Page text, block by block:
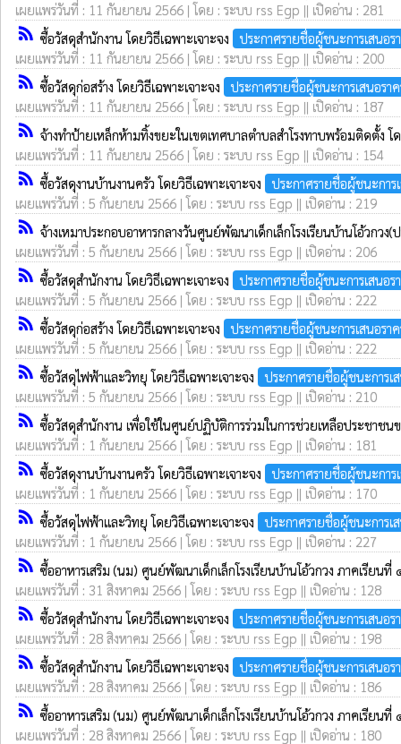
เผยแพร่วันที่ : 11 กันยายน 2566 | โดย : ระบบ rss Egp || เปิดอ่าน : 281
rss_feed ซื้อวัสดุสำนักงาน โดยวิธีเฉพาะเจาะจง
ประกาศรายชื่อผู้ชนะการเสนอร
เผยแพร่วันที่ : 11 กันยายน 2566 | โดย : ระบบ rss Egp || เปิดอ่าน : 200
rss_feed ซื้อวัสดุก่อสร้าง โดยวิธีเฉพาะเจาะจง
ประกาศรายชื่อผู้ชนะการเสนอรา
เผยแพร่วันที่ : 11 กันยายน 2566 | โดย : ระบบ rss Egp || เปิดอ่าน : 187
rss_feed จ้างทำป้ายเหล็กห้ามทิ้งขยะในเขตเทศบาลตำบลสำโรงทาบพร้อมติดตั้ง โ
เผยแพร่วันที่ : 11 กันยายน 2566 | โดย : ระบบ rss Egp || เปิดอ่าน : 154
rss_feed ซื้อวัสดุงานบ้านงานครัว โดยวิธีเฉพาะเจาะจง
ประกาศรายชื่อผู้ชนะการ
เผยแพร่วันที่ : 5 กันยายน 2566 | โดย : ระบบ rss Egp || เปิดอ่าน : 219
rss_feed จ้างเหมาประกอบอาหารกลางวันศูนย์พัฒนาเด็กเล็กโรงเรียนบ้านโอ้วกว
เผยแพร่วันที่ : 5 กันยายน 2566 | โดย : ระบบ rss Egp || เปิดอ่าน : 206
rss_feed ซื้อวัสดุสำนักงาน โดยวิธีเฉพาะเจาะจง
ประกาศรายชื่อผู้ชนะการเสนอร
เผยแพร่วันที่ : 5 กันยายน 2566 | โดย : ระบบ rss Egp || เปิดอ่าน : 222
rss_feed ซื้อวัสดุก่อสร้าง โดยวิธีเฉพาะเจาะจง
ประกาศรายชื่อผู้ชนะการเสนอรา
เผยแพร่วันที่ : 5 กันยายน 2566 | โดย : ระบบ rss Egp || เปิดอ่าน : 222
rss_feed ซื้อวัสดุไฟฟ้าและวิทยุ โดยวิธีเฉพาะเจาะจง
ประกาศรายชื่อผู้ชนะการเ
เผยแพร่วันที่ : 5 กันยายน 2566 | โดย : ระบบ rss Egp || เปิดอ่าน : 210
rss_feed ซื้อวัสดุสำนักงาน เพื่อใช้ในศูนย์ปฏิบัติการร่วมในการช่วยเหลือประชาชน
เผยแพร่วันที่ : 1 กันยายน 2566 | โดย : ระบบ rss Egp || เปิดอ่าน : 181
rss_feed ซื้อวัสดุงานบ้านงานครัว โดยวิธีเฉพาะเจาะจง
ประกาศรายชื่อผู้ชนะการ
เผยแพร่วันที่ : 1 กันยายน 2566 | โดย : ระบบ rss Egp || เปิดอ่าน : 170
rss_feed ซื้อวัสดุไฟฟ้าและวิทยุ โดยวิธีเฉพาะเจาะจง
ประกาศรายชื่อผู้ชนะการเ
เผยแพร่วันที่ : 1 กันยายน 2566 | โดย : ระบบ rss Egp || เปิดอ่าน : 227
rss_feed ซื้ออาหารเสริม (นม) ศูนย์พัฒนาเด็กเล็กโรงเรียนบ้านโอ้วกวง ภาคเรี
เผยแพร่วันที่ : 31 สิงหาคม 2566 | โดย : ระบบ rss Egp || เปิดอ่าน : 128
rss_feed ซื้อวัสดุสำนักงาน โดยวิธีเฉพาะเจาะจง
ประกาศรายชื่อผู้ชนะการเสนอร
เผยแพร่วันที่ : 28 สิงหาคม 2566 | โดย : ระบบ rss Egp || เปิดอ่าน : 198
rss_feed ซื้อวัสดุสำนักงาน โดยวิธีเฉพาะเจาะจง
ประกาศรายชื่อผู้ชนะการเสนอร
เผยแพร่วันที่ : 28 สิงหาคม 2566 | โดย : ระบบ rss Egp || เปิดอ่าน : 186
rss_feed ซื้ออาหารเสริม (นม) ศูนย์พัฒนาเด็กเล็กโรงเรียนบ้านโอ้วกวง ภาคเรี
เผยแพร่วันที่ : 28 สิงหาคม 2566 | โดย : ระบบ rss Egp || เปิดอ่าน : 180